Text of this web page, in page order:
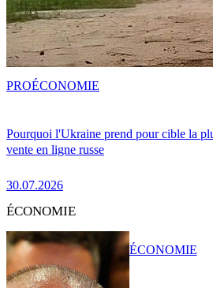
Pourquoi l'Ukraine prend pour cible la
vente en ligne russe
30.07.2026
PROÉCONOMIE
ÉCONOMIE
ÉCONOMIE